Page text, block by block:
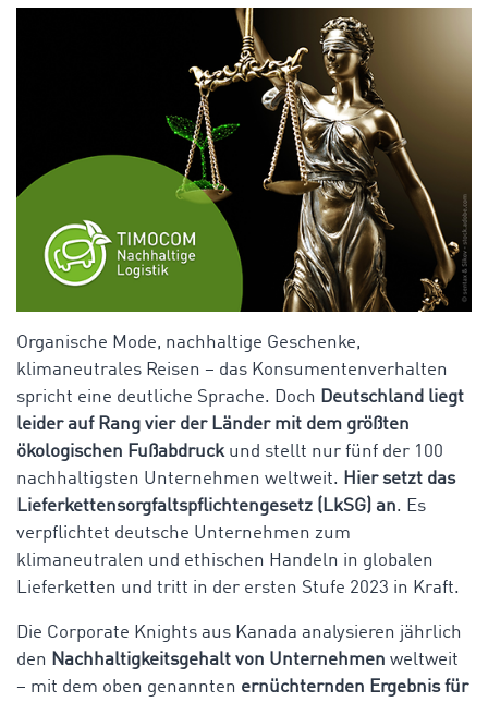
Organische Mode, nachhaltige Geschenke,
klimaneutrales Reisen – das Konsumentenverhalten
spricht eine deutliche Sprache. Doch Deutschland liegt
leider auf Rang vier der Länder mit dem größten
ökologischen Fußabdruckund stellt nur fünf der 100
nachhaltigsten Unternehmen weltweit. Hier setzt das
Lieferkettensorgfaltspflichtengesetz (LkSG) an. Es
verpflichtet deutsche Unternehmen zum
klimaneutralen und ethischen Handeln in globalen
Lieferketten und tritt in der ersten Stufe 2023 in Kraft.
Die Corporate Knights aus Kanada analysieren jährlich
den Nachhaltigkeitsgehalt von Unternehmen weltweit
– mit dem oben genannten ernüchternden Ergebnis für